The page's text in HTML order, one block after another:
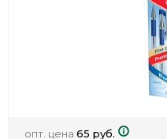
опт. цена 65 руб.